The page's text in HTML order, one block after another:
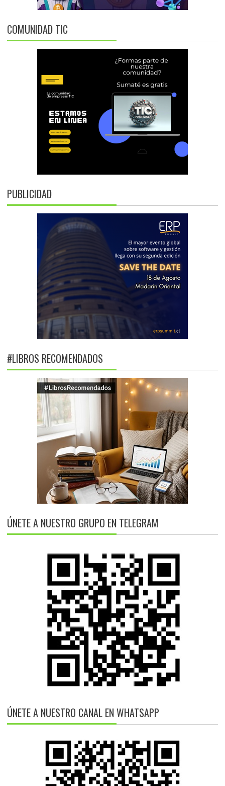
COMUNIDAD TIC
PUBLICIDAD
#LIBROS RECOMENDADOS
ÚNETE A NUESTRO GRUPO EN TELEGRAM
ÚNETE A NUESTRO CANAL EN WHATSAPP